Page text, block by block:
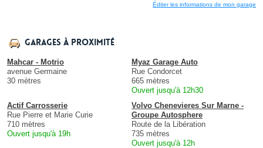
Éditer les informations de mon garage
Garages à proximité
Mahcar - Motrio
avenue Germaine
30 mètres
Myaz Garage Auto
Rue Condorcet
665 mètres
Ouvert jusqu'à 12h30
Actif Carrosserie
Rue Pierre et Marie Curie
710 mètres
Ouvert jusqu'à 19h
Volvo Chenevieres Sur Marne -
Groupe Autosphere
Route de la Libération
735 mètres
Ouvert jusqu'à 12h